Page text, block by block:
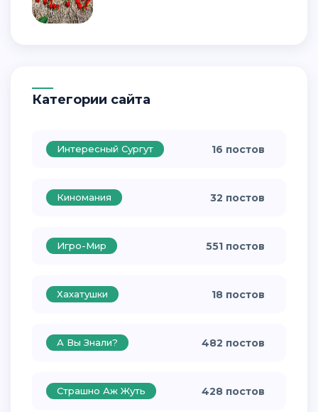
Категории сайта
Интересный Сургут 16 постов
Киномания 32 постов
Игро-Мир 551 постов
Хахатушки 18 постов
А Вы Знали? 482 постов
Страшно Аж Жуть 428 постов